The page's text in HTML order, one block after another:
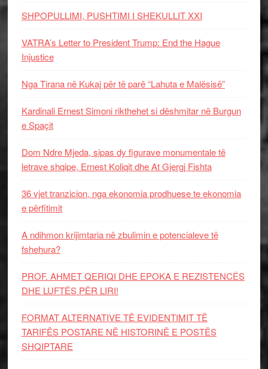
SHPOPULLIMI, PUSHTIMI I SHEKULLIT XXI
VATRA’s Letter to President Trump: End the Hague
Injustice
Nga Tirana në Kukaj për të parë “Lahuta e Malësisë”
Kardinali Ernest Simoni rikthehet si dëshmitar në Burgun
e Spaçit
Dom Ndre Mjeda, sipas dy figurave monumentale të
letrave shqipe, Ernest Koliqit dhe At Gjergj Fishta
36 vjet tranzicion, nga ekonomia prodhuese te ekonomia
e përfitimit
A ndihmon krijimtaria në zbulimin e potencialeve të
fshehura?
PROF. AHMET QERIQI DHE EPOKA E REZISTENCЁS
DHE LUFTЁS PЁR LIRI!
FORMAT ALTERNATIVE TË EVIDENTIMIT TË
TARIFËS POSTARE NË HISTORINË E POSTËS
SHQIPTARE